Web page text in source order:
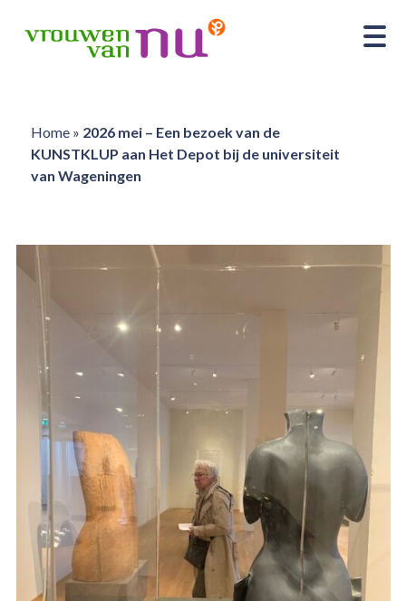
Home» 2026 mei – Een bezoek van de
KUNSTKLUP aan Het Depot bij de universiteit
van Wageningen